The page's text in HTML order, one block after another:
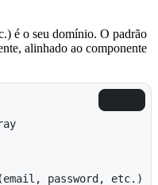
é o seu domínio. O padrão
alinhado ao componente
password, etc.)